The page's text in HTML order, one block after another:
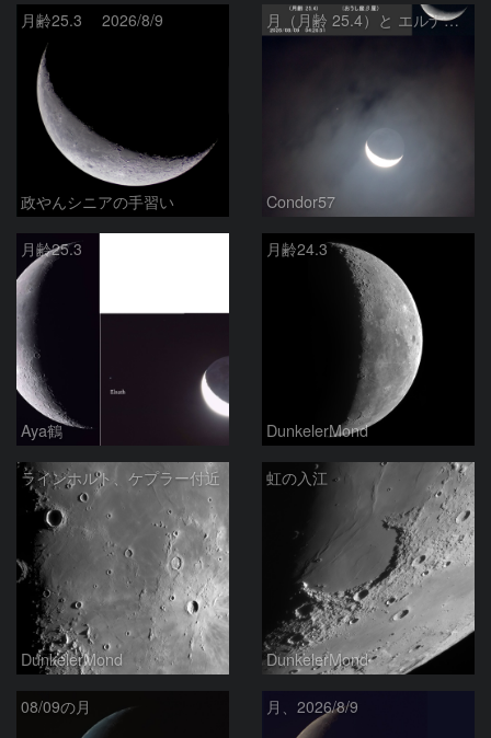
月齢25.3 2026/8/9
政やんシニアの手習い
月（月齢 25.4）と エルナト（おうし座β星）
Condor57
月齢25.3
Aya鶴
月齢24.3
DunkelerMond
ラインホルト、ケプラー付近
DunkelerMond
虹の入江
DunkelerMond
08/09の月 月、2026/8/9